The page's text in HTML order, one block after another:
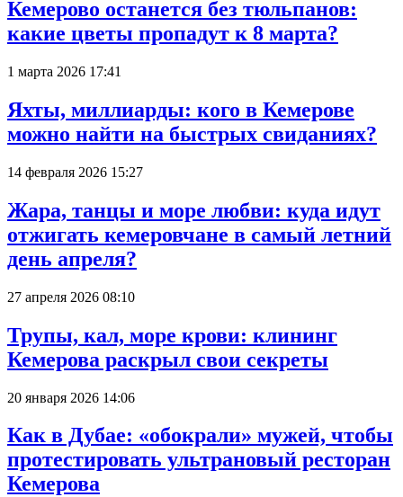
Кемерово останется без тюльпанов:
какие цветы пропадут к 8 марта?
1 марта 2026 17:41
Яхты, миллиарды: кого в Кемерове
можно найти на быстрых свиданиях?
14 февраля 2026 15:27
Жара, танцы и море любви: куда идут
отжигать кемеровчане в самый летний
день апреля?
27 апреля 2026 08:10
Трупы, кал, море крови: клининг
Кемерова раскрыл свои секреты
20 января 2026 14:06
Как в Дубае: «обокрали» мужей, чтобы
протестировать ультрановый ресторан
Кемерова